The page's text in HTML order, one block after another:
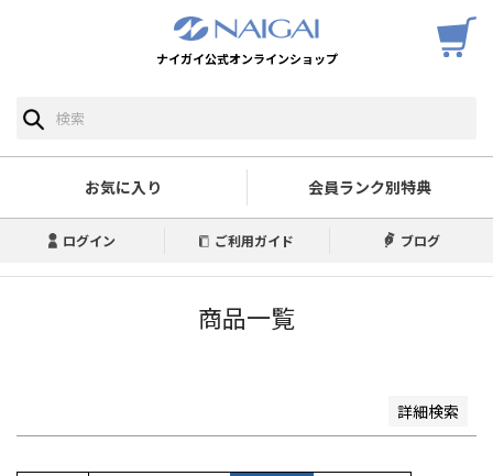
ナイガイ公式オンラインショップ
お気に入り 会員ランク別特典
ログイン ご利用ガイド ブログ
商品一覧
詳細検索
並び順
新着順
価格が高い順
優先度順
キーワードヒット順